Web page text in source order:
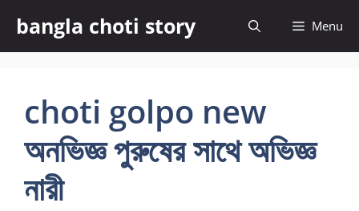
content
bangla choti story Menu
choti golpo new
অনভিজ্ঞ পুরুষের সাথে অভিজ্ঞ
নারী